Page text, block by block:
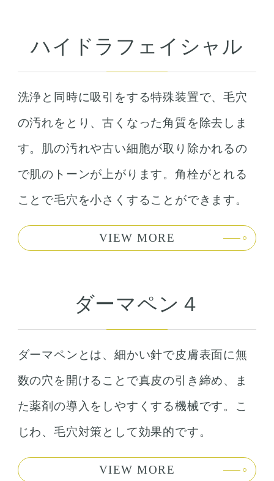
ハイドラフェイシャル
洗浄と同時に吸引をする特殊装置で、毛穴
の汚れをとり、古くなった角質を除去しま
す。肌の汚れや古い細胞が取り除かれるの
で肌のトーンが上がります。角栓がとれる
ことで毛穴を小さくすることができます。
VIEW MORE
ダーマペン４
ダーマペンとは、細かい針で皮膚表面に無
数の穴を開けることで真皮の引き締め、ま
た薬剤の導入をしやすくする機械です。こ
じわ、毛穴対策として効果的です。
VIEW MORE